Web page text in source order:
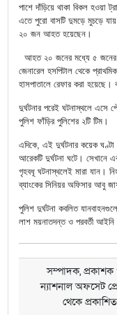
পাশে দাঁড়িয়ে থাকা বিকল হওয়া
এতে পুরো বাসটি দুমড়ে মুচড়ে
২০ জন আহত হয়েছেন।
আহত ২০ জনের মধ্যে ৫ জনের
জেনারেল হসপিটাল থেকে
হাসপাতালে রেফার করা হয়েছে।
দুর্ঘটনার পরেই ঘটনাস্থলে এসে
পুলিশ ফাঁড়ির পুলিশের ২টি টিম।
এদিকে, এই দুর্ঘটনার কয়েক
আরেকটি দুর্ঘটনা ঘটে। সেখানে
গৃহবধূ ঘটনাস্থলেই মারা যান।
ব্যাংকের সিনিয়র অফিসার আবু
পুলিশ দুর্ঘটনা কবলিত
লাশ ময়নাতদন্ত ও পরবর্তী
সম্পাদক,
ন্যাশনাল অফসেট
থেকে